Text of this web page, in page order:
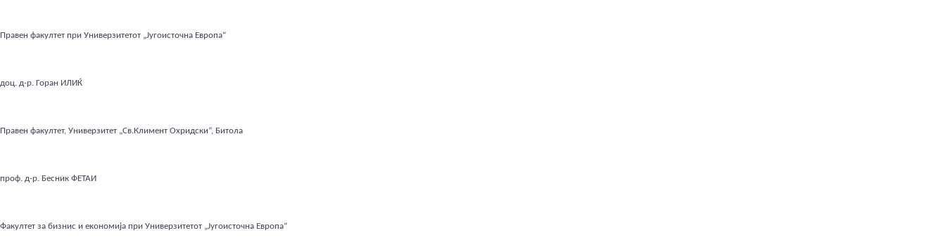
Правен факултет при Универзитетот „Југоисточна Европа“
доц. д-р. Горан ИЛИЌ
Правен факултет, Универзитет „Св.Климент Охридски“, Битола
проф. д-р. Бесник ФЕТАИ
Факултет за бизнис и економија при Универзитетот „Југоисточна Европа“